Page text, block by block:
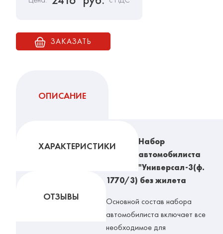
ЗАКАЗАТЬ
ОПИСАНИЕ
ХАРАКТЕРИСТИКИ
ОТЗЫВЫ
Набор
автомобилиста
"Универсал-3(ф.
1770/3) без жилета
Основной состав набора
автомобилиста включает все
необходимое для